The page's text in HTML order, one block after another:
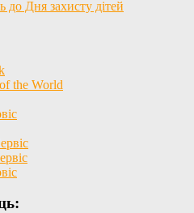
до Дня захисту дітей
the World